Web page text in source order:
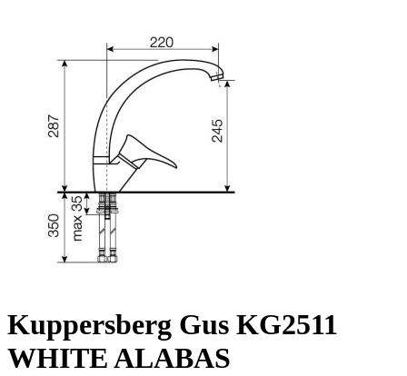
Kuppersberg Gus KG2511
WHITE ALABAS